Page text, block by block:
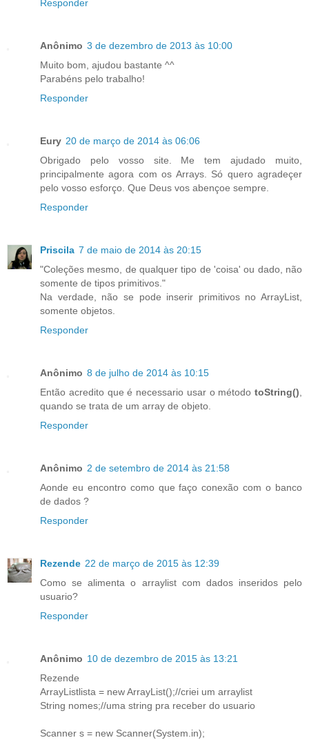
Responder
Anônimo 3 de dezembro de 2013 às 10:00
Muito bom, ajudou bastante ^^
Parabéns pelo trabalho!
Responder
Eury 20 de março de 2014 às 06:06
Obrigado pelo vosso site. Me tem ajudado muito,
principalmente agora com os Arrays. Só quero agradeçer
pelo vosso esforço. Que Deus vos abençoe sempre.
Responder
Priscila 7 de maio de 2014 às 20:15
"Coleções mesmo, de qualquer tipo de 'coisa' ou dado, não
somente de tipos primitivos."
Na verdade, não se pode inserir primitivos no ArrayList,
somente objetos.
Responder
Anônimo 8 de julho de 2014 às 10:15
Então acredito que é necessario usar o método toString()
quando se trata de um array de objeto.
Responder
Anônimo 2 de setembro de 2014 às 21:58
Aonde eu encontro como que faço conexão com o banco
de dados ?
Responder
Rezende 22 de março de 2015 às 12:39
Como se alimenta o arraylist com dados inseridos pelo
usuario?
Responder
Anônimo 10 de dezembro de 2015 às 13:21
Rezende
ArrayListlista = new ArrayList();//criei um arraylist
String nomes;//uma string pra receber do usuario
Scanner s = new Scanner(System.in);